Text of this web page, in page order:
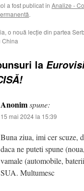
a fost publicat în Analize -
.
o nouă lecție din partea
China
la
Anonimspune:
15 mai 2024 la 15:39
Buna ziua, imi cer scuze,
daca ne puteti spune
vamale (automobile,
SUA. Multumesc